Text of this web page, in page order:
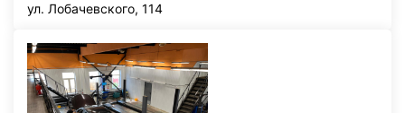
ул. Лобачевского, 114